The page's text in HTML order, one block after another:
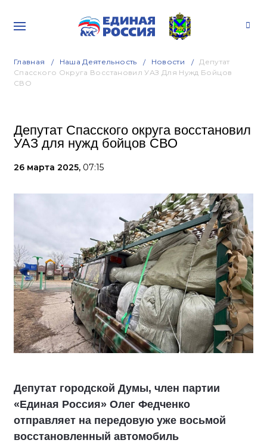
Главная Наша Деятельность Новости
Депутат
Спасского Округа Восстановил УАЗ Для Нужд Бойцов
СВО
Депутат Спасского округа восстановил
УАЗ для нужд бойцов СВО
26 марта 2025, 07:15
Депутат городской Думы, член партии
«Единая Россия» Олег Федченко
отправляет на передовую уже восьмой
восстановленный автомобиль